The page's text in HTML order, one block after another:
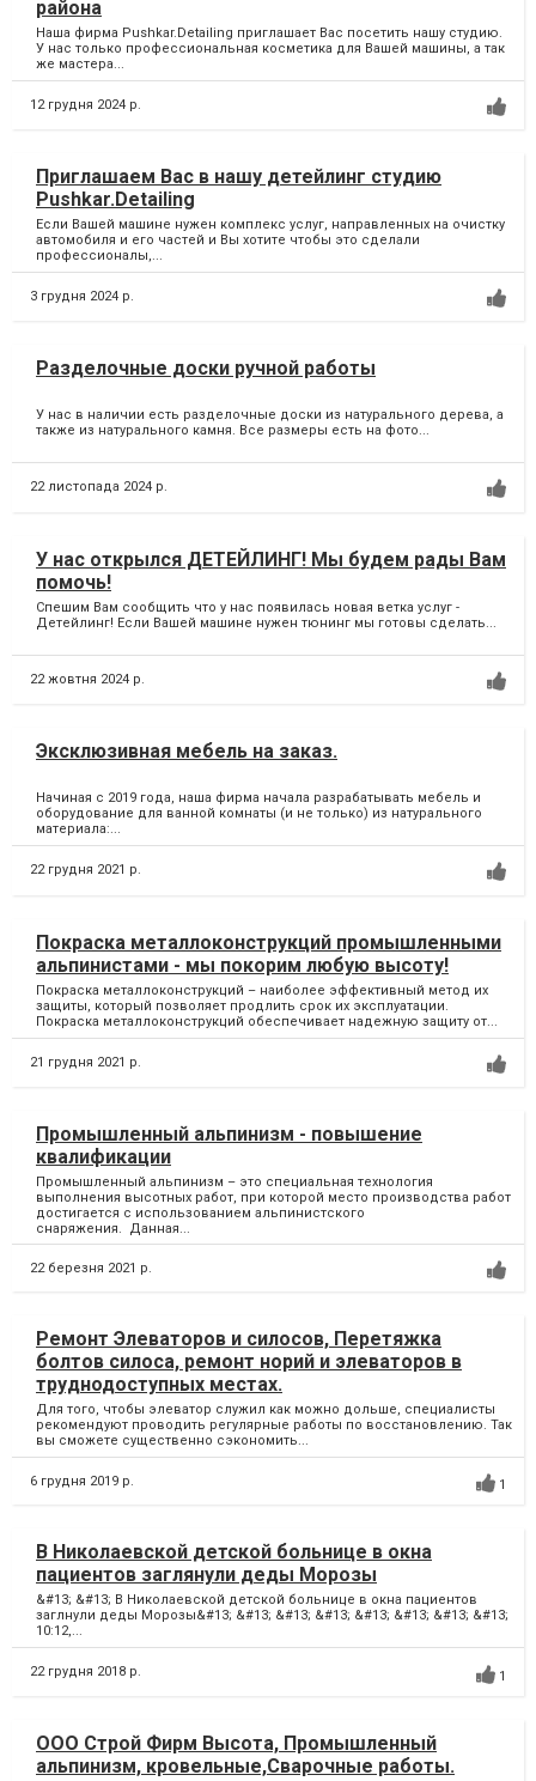
района
Наша фирма Pushkar.Detailing приглашает Вас посетить нашу студию.
У нас только профессиональная косметика для Вашей машины, а так
же мастера...
12 грудня 2024 р.
Приглашаем Вас в нашу детейлинг студию
Pushkar.Detailing
Если Вашей машине нужен комплекс услуг, направленных на очистку
автомобиля и его частей и Вы хотите чтобы это сделали
профессионалы,...
3 грудня 2024 р.
Разделочные доски ручной работы
У нас в наличии есть разделочные доски из натурального дерева, а
также из натурального камня. Все размеры есть на фото...
22 листопада 2024 р.
У нас открылся ДЕТЕЙЛИНГ! Мы будем рады Вам
помочь!
Спешим Вам сообщить что у нас появилась новая ветка услуг -
Детейлинг! Если Вашей машине нужен тюнинг мы готовы сделать...
22 жовтня 2024 р.
Эксклюзивная мебель на заказ.
Начиная с 2019 года, наша фирма начала разрабатывать мебель и
оборудование для ванной комнаты (и не только) из натурального
материала:...
22 грудня 2021 р.
Покраска металлоконструкций промышленными
альпинистами - мы покорим любую высоту!
Покраска металлоконструкций – наиболее эффективный метод их
защиты, который позволяет продлить срок их эксплуатации.
Покраска металлоконструкций обеспечивает надежную защиту от...
21 грудня 2021 р.
Промышленный альпинизм - повышение
квалификации
Промышленный альпинизм – это специальная технология
выполнения высотных работ, при которой место производства работ
достигается с использованием альпинистского
снаряжения. Данная...
22 березня 2021 р.
Ремонт Элеваторов и силосов, Перетяжка
болтов силоса, ремонт норий и элеваторов в
труднодоступных местах.
Для того, чтобы элеватор служил как можно дольше, специалисты
рекомендуют проводить регулярные работы по восстановлению. Так
вы сможете существенно сэкономить...
6 грудня 2019 р. 1
В Николаевской детской больнице в окна
пациентов заглянули деды Морозы
&#13; &#13; В Николаевской детской больнице в окна пациентов
заглнули деды Морозы&#13; &#13; &#13; &#13; &#13; &#13; &#13; &#13;
10:12,...
22 грудня 2018 р. 1
ООО Строй Фирм Высота, Промышленный
альпинизм, кровельные,Сварочные работы.